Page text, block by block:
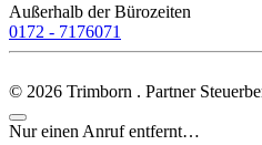
Außerhalb der Bürozeiten
0172 - 7176071
© 2026 Trimborn . Partner
Nur einen Anruf entfernt…